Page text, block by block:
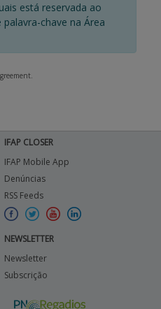
está reservada ao
chave na Área
IFAP CLOSER
IFAP Mobile App
Denúncias
RSS Feeds
NEWSLETTER
Newsletter
Subscrição